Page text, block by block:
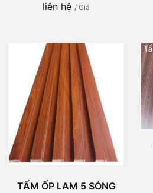
liên hệ / Giá
TẤM ỐP LAM 5 SÓNG